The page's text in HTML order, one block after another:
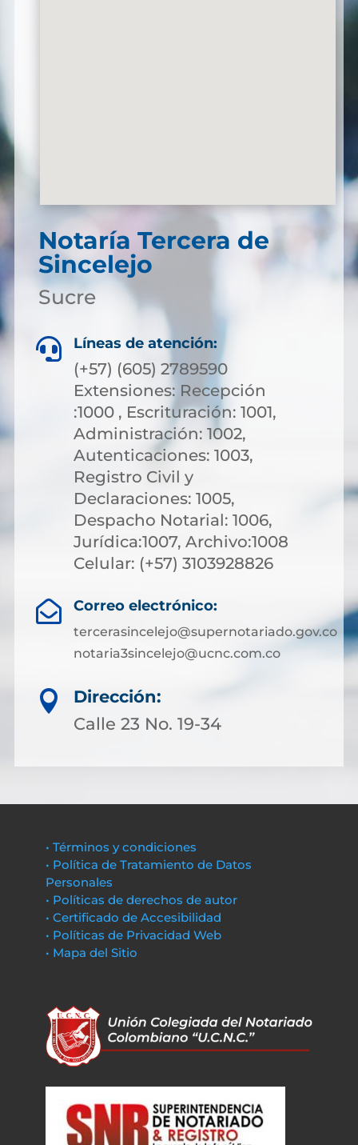
Notaría Tercera de
Sincelejo
Sucre
 Líneas de atención:
(+57) (605) 2789590
Extensiones: Recepción
:1000 , Escrituración: 1001,
Administración: 1002,
Autenticaciones: 1003,
Registro Civil y
Declaraciones: 1005,
Despacho Notarial: 1006,
Jurídica:1007, Archivo:1008
Celular: (+57) 3103928826
 Correo electrónico:
tercerasincelejo@supernotariado.gov.co
notaria3sincelejo@ucnc.com.co

Dirección:
Calle 23 No. 19-34
• Términos y condiciones
• Política de Tratamiento de Datos
Personales
• Políticas de derechos de autor
• Certificado de Accesibilidad
• Políticas de Privacidad Web
• Mapa del Sitio